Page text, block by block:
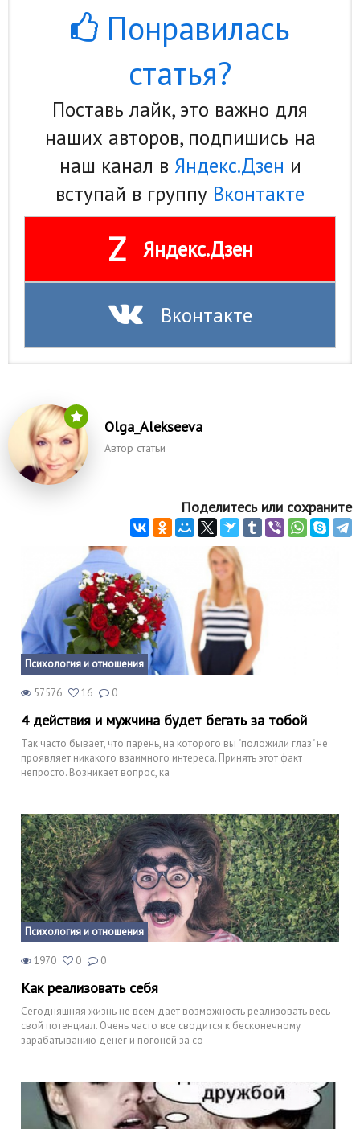
Понравилась
статья?
Поставь лайк, это важно для
наших авторов, подпишись на
наш канал в Яндекс.Дзен и
вступай в группу Вконтакте
Z Яндекс.Дзен
Вконтакте
Olga_Alekseeva
Автор статьи
Поделитесь или сохраните
Психология и отношения
57576 16 0
4 действия и мужчина будет бегать за тобой
Так часто бывает, что парень, на которого вы "положили глаз" не
проявляет никакого взаимного интереса. Принять этот факт
непросто. Возникает вопрос, ка
Психология и отношения
1970 0 0
Как реализовать себя
Сегодняшняя жизнь не всем дает возможность реализовать весь
свой потенциал. Очень часто все сводится к бесконечному
зарабатыванию денег и погоней за со